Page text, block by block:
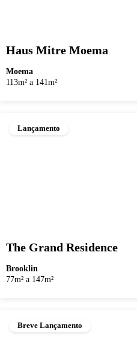
Haus Mitre Moema
Moema
113m² a 141m²
Lançamento
The Grand Residence
Brooklin
77m² a 147m²
Breve Lançamento